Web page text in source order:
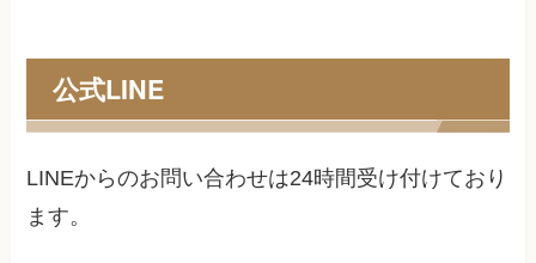
す。
す。
す。
公式LINE
LINEからのお問い合わせは24時間受け付けており
ます。